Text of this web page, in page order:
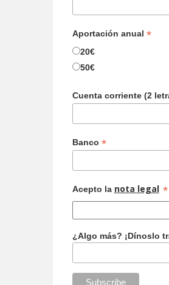
Aportación anual *
20€
50€
Cuenta corriente (2
Banco *
Acepto la nota legal*
¿Algo más? ¡Dínoslo